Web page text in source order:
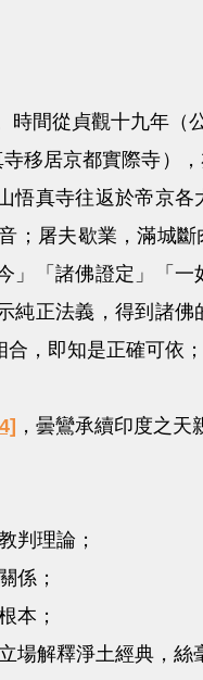
時間從貞觀十九年（
移居京都實際寺）
悟真寺往返於帝京
音；屠夫歇業，滿城
」「諸佛證定」「
純正法義，得到諸
，即知是正確可依
，曇鸞承續印度之天
判理論；
係；
本；
場解釋淨土經典，絲